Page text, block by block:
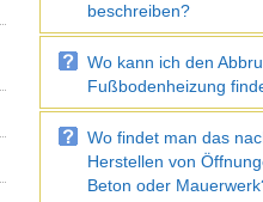
beschreiben?
Wo kann ich den
Fußbodenheizung
Wo findet man das
Herstellen von
Beton oder